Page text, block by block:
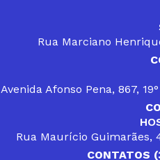
Rua Marciano
Avenida Afonso Pena, 867,
Rua Maurício Guimarães,
CONTATOS